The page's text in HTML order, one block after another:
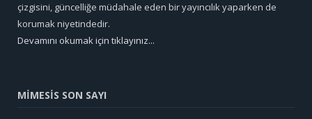
çizgisini, güncelliğe müdahale eden bir yayıncılık yaparken de
korumak niyetindedir.
Devamını okumak için tıklayınız...
MİMESİS SON SAYI